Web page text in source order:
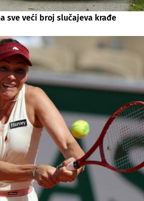
sve veći broj slučajeva krađe